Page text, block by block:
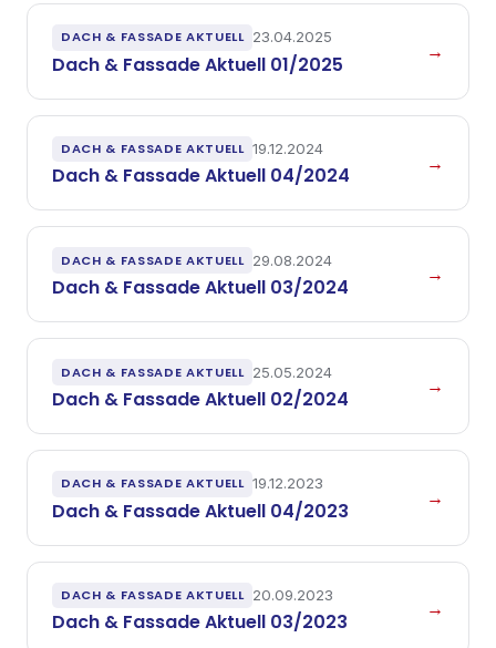
DACH & FASSADE AKTUELL 23.04.2025
Dach & Fassade Aktuell 01/2025
→
DACH & FASSADE AKTUELL 19.12.2024
Dach & Fassade Aktuell 04/2024
→
DACH & FASSADE AKTUELL 29.08.2024
Dach & Fassade Aktuell 03/2024
→
DACH & FASSADE AKTUELL 25.05.2024
Dach & Fassade Aktuell 02/2024
→
DACH & FASSADE AKTUELL 19.12.2023
Dach & Fassade Aktuell 04/2023
→
DACH & FASSADE AKTUELL 20.09.2023
Dach & Fassade Aktuell 03/2023
→